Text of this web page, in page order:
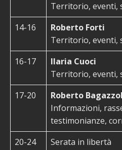
Territorio, eventi,
14-16
Roberto Forti
Territorio, eventi,
16-17
Ilaria Cuoci
Territorio, eventi,
17-20
Roberto
Informazioni,
testimonianze,
20-24
Serata in libertà